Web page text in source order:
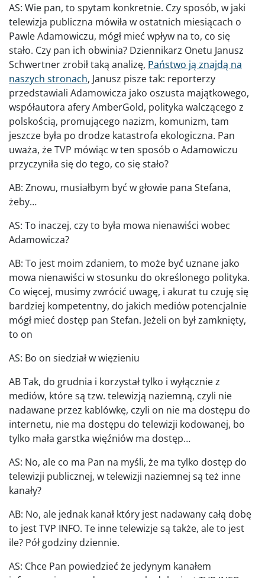
AS: Wie pan, to spytam konkretnie. Czy sposób, w jaki
telewizja publiczna mówiła w ostatnich miesiącach o
Pawle Adamowiczu, mógł mieć wpływ na to, co się
stało. Czy pan ich obwinia? Dziennikarz Onetu Janusz
Schwertner zrobił taką analizę, Państwo ją znajdą na
naszych stronach, Janusz pisze tak: reporterzy
przedstawiali Adamowicza jako oszusta majątkowego,
współautora afery AmberGold, polityka walczącego z
polskością, promującego nazizm, komunizm, tam
jeszcze była po drodze katastrofa ekologiczna. Pan
uważa, że TVP mówiąc w ten sposób o Adamowiczu
przyczyniła się do tego, co się stało?
AB: Znowu, musiałbym być w głowie pana Stefana,
żeby…
AS: To inaczej, czy to była mowa nienawiści wobec
Adamowicza?
AB: To jest moim zdaniem, to może być uznane jako
mowa nienawiści w stosunku do określonego polityka.
Co więcej, musimy zwrócić uwagę, i akurat tu czuję się
bardziej kompetentny, do jakich mediów potencjalnie
mógł mieć dostęp pan Stefan. Jeżeli on był zamknięty,
to on
AS: Bo on siedział w więzieniu
AB Tak, do grudnia i korzystał tylko i wyłącznie z
mediów, które są tzw. telewizją naziemną, czyli nie
nadawane przez kablówkę, czyli on nie ma dostępu do
internetu, nie ma dostępu do telewizji kodowanej, bo
tylko mała garstka więźniów ma dostęp…
AS: No, ale co ma Pan na myśli, że ma tylko dostęp do
telewizji publicznej, w telewizji naziemnej są też inne
kanały?
AB: No, ale jednak kanał który jest nadawany całą dobę
to jest TVP INFO. Te inne telewizje są także, ale to jest
ile? Pół godziny dziennie.
AS: Chce Pan powiedzieć że jedynym kanałem